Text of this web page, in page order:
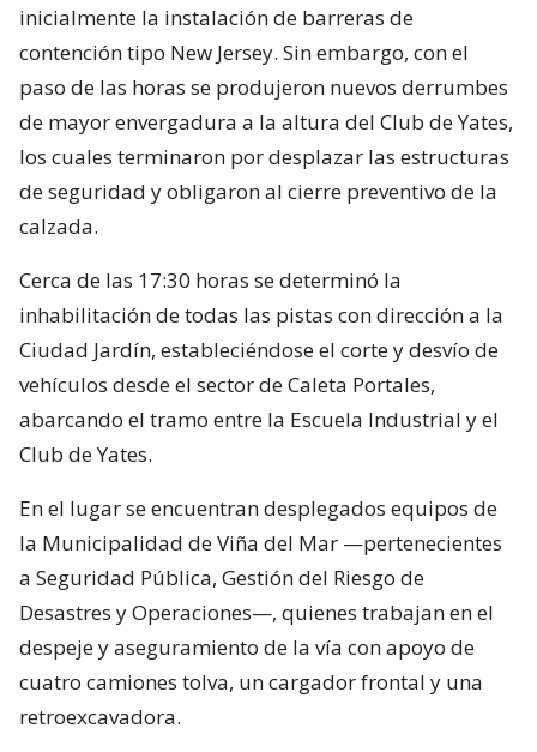
inicialmente la instalación de barreras de
contención tipo New Jersey. Sin embargo, con el
paso de las horas se produjeron nuevos derrumbes
de mayor envergadura a la altura del Club de Yates,
los cuales terminaron por desplazar las estructuras
de seguridad y obligaron al cierre preventivo de la
calzada.
Cerca de las 17:30 horas se determinó la
inhabilitación de todas las pistas con dirección a la
Ciudad Jardín, estableciéndose el corte y desvío de
vehículos desde el sector de Caleta Portales,
abarcando el tramo entre la Escuela Industrial y el
Club de Yates.
En el lugar se encuentran desplegados equipos de
la Municipalidad de Viña del Mar —pertenecientes
a Seguridad Pública, Gestión del Riesgo de
Desastres y Operaciones—, quienes trabajan en el
despeje y aseguramiento de la vía con apoyo de
cuatro camiones tolva, un cargador frontal y una
retroexcavadora.